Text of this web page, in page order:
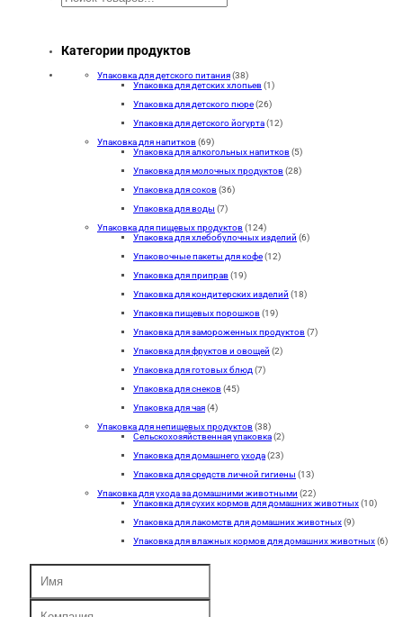
Категории продуктов
Упаковка для детского питания(38)
Упаковка для детских хлопьев(1)
Упаковка для детского пюре(26)
Упаковка для детского йогурта(12)
Упаковка для напитков(69)
Упаковка для алкогольных напитков(5)
Упаковка для молочных продуктов(28)
Упаковка для соков(36)
Упаковка для воды (7)
Упаковка для пищевых продуктов(124)
Упаковка для хлебобулочных изделий (6)
Упаковочные пакеты для кофе(12)
Упаковка для приправ(19)
Упаковка для кондитерских изделий (18)
Упаковка пищевых порошков(19)
Упаковка для замороженных продуктов(7)
Упаковка для фруктов и овощей (2)
Упаковка для готовых блюд (7)
Упаковка для снеков(45)
Упаковка для чая(4)
Упаковка для непищевых продуктов(38)
Сельскохозяйственная упаковка(2)
Упаковка для домашнего ухода(23)
Упаковка для средств личной гигиены (13)
Упаковка для ухода за домашними животными (22)
Упаковка для сухих кормов для домашних животных(10)
Упаковка для лакомств для домашних животных(9)
Упаковка для влажных кормов для домашних животных(6)